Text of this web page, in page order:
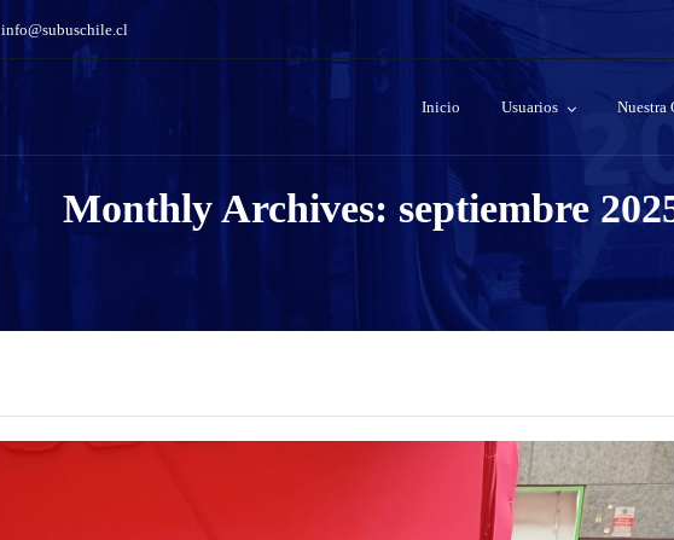
info@subuschile.cl
Inicio Usuarios Nuestra
Monthly Archives: septiembre